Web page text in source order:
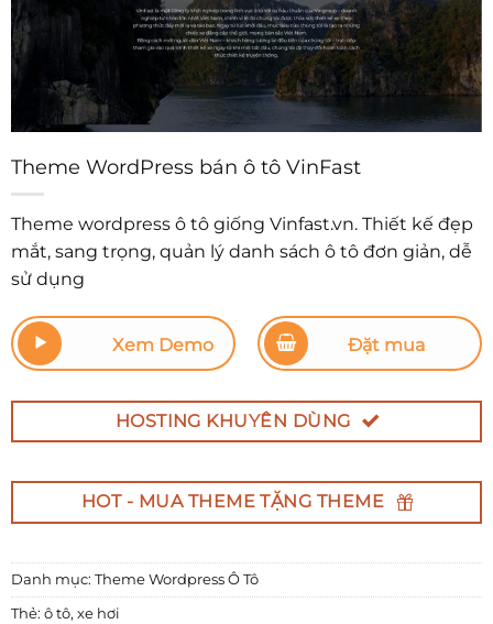
Theme WordPress bán ô tô VinFast
Theme wordpress ô tô giống Vinfast.vn. Thiết kế đẹp
mắt, sang trọng, quản lý danh sách ô tô đơn giản, dễ
sử dụng
Xem Demo Đặt mua
HOSTING KHUYÊN DÙNG
HOT - MUA THEME TẶNG THEME
Danh mục: Theme Wordpress Ô Tô
Thẻ: ô tô, xe hơi